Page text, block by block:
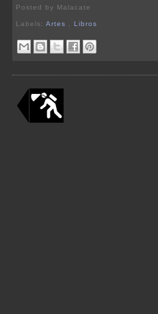
Posted by Malacate
Labels:Artes ,Libros